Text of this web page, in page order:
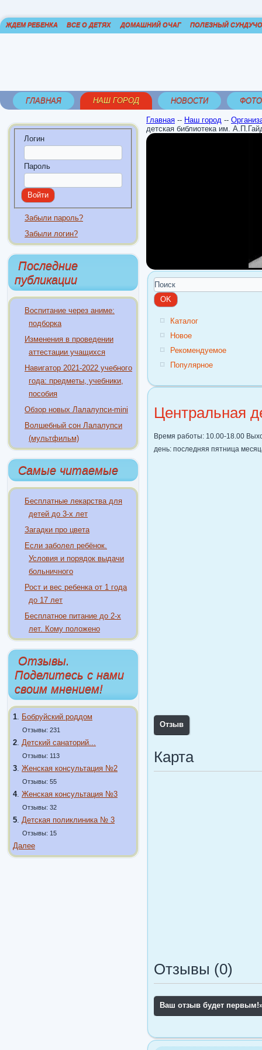
ЖДЕМ РЕБЕНКА ВСЕ О ДЕТЯХ ДОМАШНИЙ ОЧАГ ПОЛЕЗНЫЙ
ГЛАВНАЯ НАШ ГОРОД НОВОСТИ
Логин
Пароль
Забыли пароль?
Забыли логин?
Последние
публикации
Воспитание через аниме:
подборка
Изменения в проведении
аттестации учащихся
Навигатор 2021-2022 учебного
года: предметы, учебники,
пособия
Обзор новых Лалалупси-mini
Волшебный сон Лалалупси
(мультфильм)
Самые читаемые
Бесплатные лекарства для
детей до 3-х лет
Загадки про цвета
Если заболел ребёнок.
Условия и порядок выдачи
больничного
Рост и вес ребенка от 1 года
до 17 лет
Бесплатное питание до 2-х
лет. Кому положено
Отзывы.
Поделитесь с нами
своим мнением!
1 Бобруйский роддом
Отзывы: 231
2 Детский санаторий...
Отзывы: 113
3 Женская консультация №2
Отзывы: 55
4. Женская консультация №3
Отзывы: 32
5 Детская поликлиника № 3
Отзывы: 15
Далее
Главная -- Наш город --
детская библиотека им.
Каталог
Новое
Рекомендуемое
Популярное
Центральная
Время работы: 10.00-18.00
день: последняя пятница
Отзыв
Карта
Отзывы (0)
Ваш отзыв будет первым!